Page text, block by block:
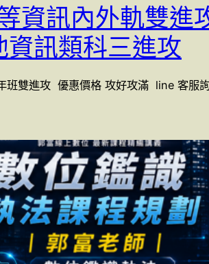
資訊內外軌雙進
資訊類科三進攻
雙進攻 優惠價格 攻好攻滿 line 客服